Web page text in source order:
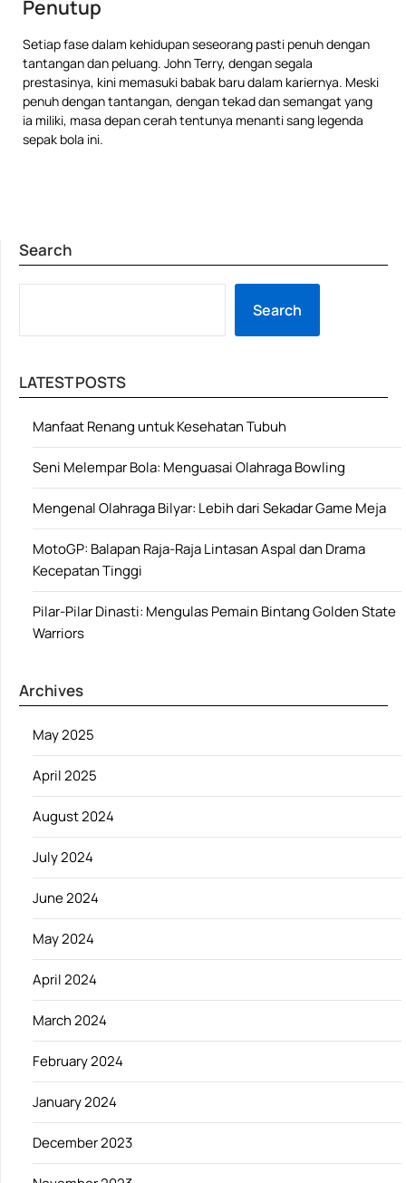
Penutup
Setiap fase dalam kehidupan seseorang pasti penuh dengan
tantangan dan peluang. John Terry, dengan segala
prestasinya, kini memasuki babak baru dalam kariernya. Meski
penuh dengan tantangan, dengan tekad dan semangat yang
ia miliki, masa depan cerah tentunya menanti sang legenda
sepak bola ini.
Search
Search
LATEST POSTS
Manfaat Renang untuk Kesehatan Tubuh
Seni Melempar Bola: Menguasai Olahraga Bowling
Mengenal Olahraga Bilyar: Lebih dari Sekadar Game Meja
MotoGP: Balapan Raja-Raja Lintasan Aspal dan Drama
Kecepatan Tinggi
Pilar-Pilar Dinasti: Mengulas Pemain Bintang Golden State
Warriors
Archives
May 2025
April 2025
August 2024
July 2024
June 2024
May 2024
April 2024
March 2024
February 2024
January 2024
December 2023